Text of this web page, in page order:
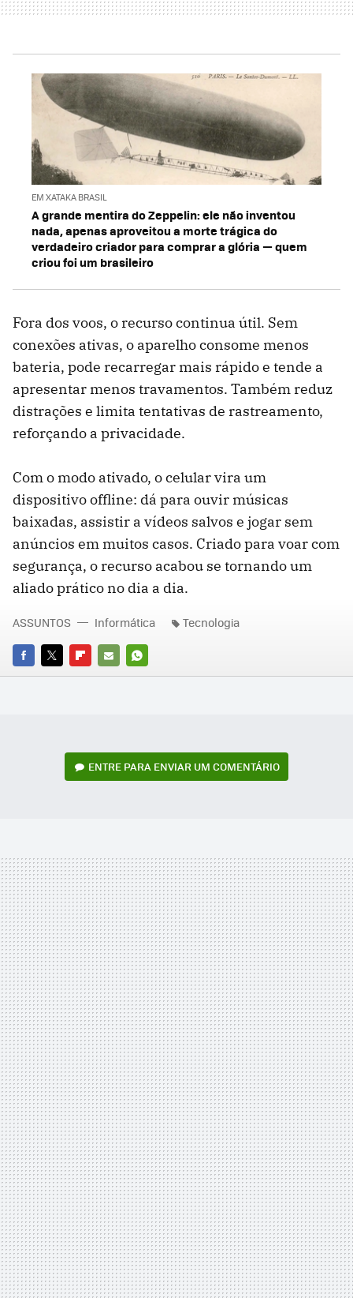
EM XATAKA BRASIL
A grande mentira do Zeppelin: ele não inventou
nada, apenas aproveitou a morte trágica do
verdadeiro criador para comprar a glória — quem
criou foi um brasileiro
Fora dos voos, o recurso continua útil. Sem
conexões ativas, o aparelho consome menos
bateria, pode recarregar mais rápido e tende a
apresentar menos travamentos. Também reduz
distrações e limita tentativas de rastreamento,
reforçando a privacidade.
Com o modo ativado, o celular vira um
dispositivo offline: dá para ouvir músicas
baixadas, assistir a vídeos salvos e jogar sem
anúncios em muitos casos. Criado para voar com
segurança, o recurso acabou se tornando um
aliado prático no dia a dia.
FACEBOOK
TWITTERFLIPBOARD
E-
WHATSAPP
ASSUNTOS Informática Tecnologia
ENTRE PARA ENVIAR UM COMENTÁRIO